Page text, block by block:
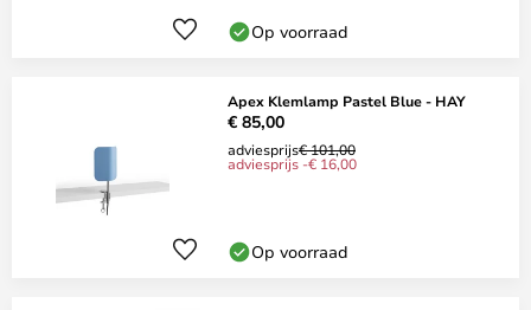
Op voorraad
Apex Klemlamp Pastel Blue - HAY
€ 85,00
adviesprijs€ 101,00
adviesprijs -€ 16,00
Op voorraad